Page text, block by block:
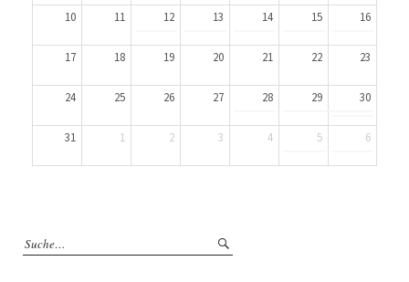
10 11 12 13 14 15 16
17 18 19 20 21 22 23
24 25 26 27 28 29 30
31 1 2 3 4 5 6